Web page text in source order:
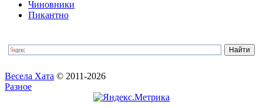
Чиновники
Пикантно
Весела Хата © 2011-2026
Разное